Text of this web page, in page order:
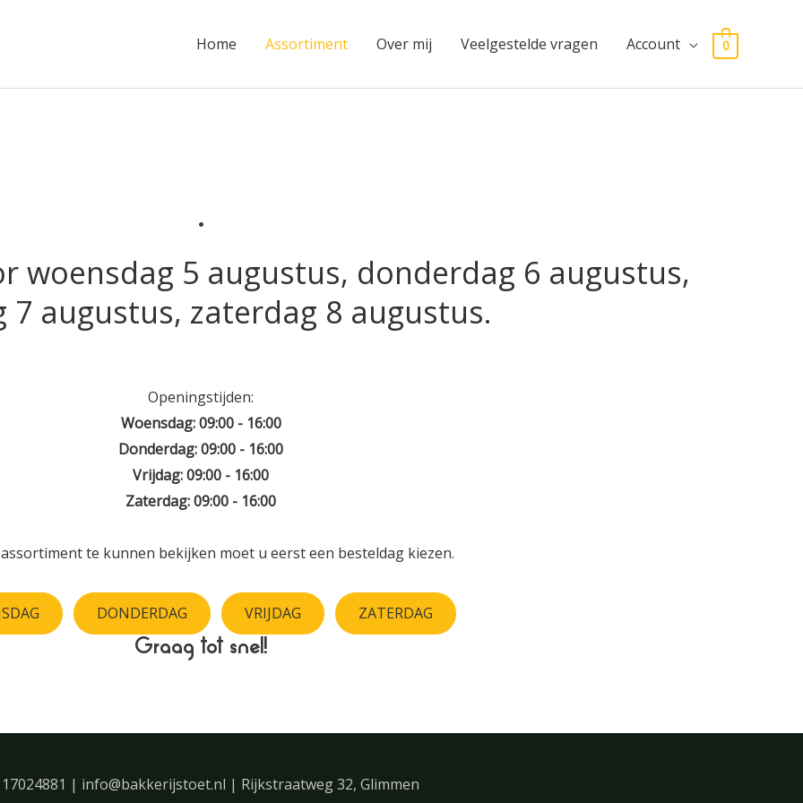
Home Assortiment Over mij Veelgestelde vragen Account 0
.
woensdag 5 augustus, donderdag 6 augustus,
7 augustus, zaterdag 8 augustus.
Openingstijden:
Woensdag: 09:00 - 16:00
Donderdag: 09:00 - 16:00
Vrijdag: 09:00 - 16:00
Zaterdag: 09:00 - 16:00
te kunnen bekijken moet u eerst een besteldag kiezen.
DONDERDAG VRIJDAG ZATERDAG
Graag tot snel!
| info@bakkerijstoet.nl | Rijkstraatweg 32, Glimmen